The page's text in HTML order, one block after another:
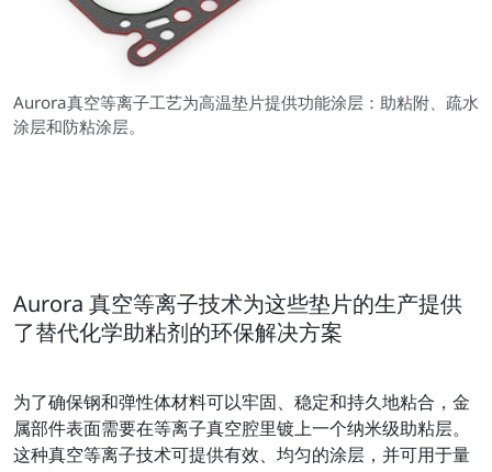
Aurora真空等离子工艺为高温垫片提供功能涂层：助粘附、疏水
涂层和防粘涂层。
Aurora 真空等离子技术为这些垫片的生产提供
了替代化学助粘剂的环保解决方案
为了确保钢和弹性体材料可以牢固、稳定和持久地粘合，金
属部件表面需要在等离子真空腔里镀上一个纳米级助粘层。
这种真空等离子技术可提供有效、均匀的涂层，并可用于量